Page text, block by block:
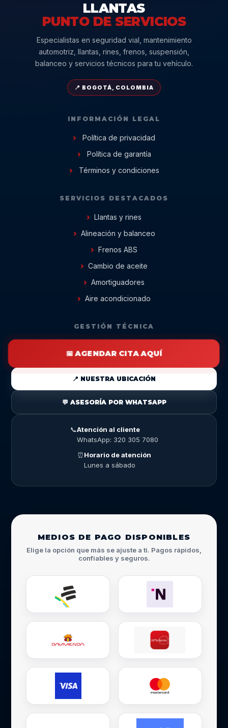
LLANTAS
PUNTO DE SERVICIOS
Especialistas en seguridad vial, mantenimiento
automotriz, llantas, rines, frenos, suspensión,
balanceo y servicios técnicos para tu vehículo.
📍 BOGOTÁ, COLOMBIA
INFORMACIÓN LEGAL
Política de privacidad
Política de garantía
Términos y condiciones
SERVICIOS DESTACADOS
Llantas y rines
Alineación y balanceo
Frenos ABS
Cambio de aceite
Amortiguadores
Aire acondicionado
GESTIÓN TÉCNICA
📅 AGENDAR CITA AQUÍ
📍 NUESTRA UBICACIÓN
💬 ASESORÍA POR WHATSAPP
📞Atención al cliente
WhatsApp: 320 305 7080
⏰Horario de atención
Lunes a sábado
MEDIOS DE PAGO DISPONIBLES
Elige la opción que más se ajuste a ti. Pagos rápidos,
confiables y seguros.